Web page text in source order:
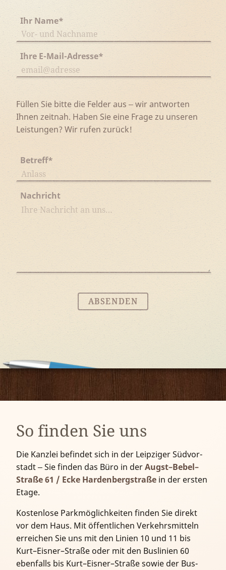
Ihr Name*
Ihre E-Mail-Adresse*
Füllen Sie bitte die Felder aus ‒ wir antworten
Ihnen zeitnah. Haben Sie eine Frage zu unseren
Leistungen? Wir rufen zurück!
Betreff*
Nachricht
ABSENDEN
So finden Sie uns
Die Kanzlei befindet sich in der Leipziger Süd­vor­
stadt ‒ Sie finden das Büro in derAugst–Bebel–
Straße 61 / Ecke Harden­berg­straße in der ersten
Etage.
Kostenlose Parkmöglich­keiten finden Sie direkt
vor dem Haus. Mit öffent­lichen Verkehrs­mitteln
er­reichen Sie uns mit den Linien 10 und 11 bis
Kurt–Eisner–Straße oder mit den Bus­linien 60
eben­falls bis Kurt–Eisner–Straße sowie der Bus­